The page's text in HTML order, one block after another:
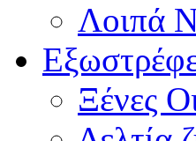
Λοιπά
Ξένες